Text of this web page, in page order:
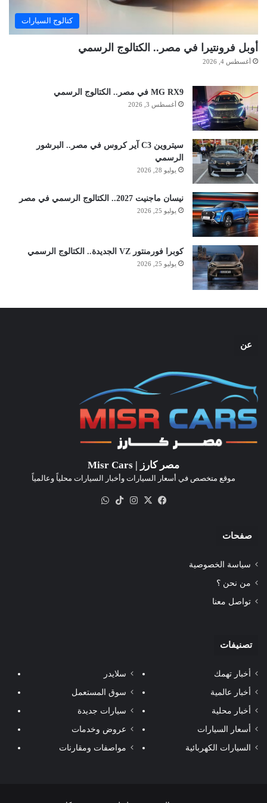
كتالوج السيارات
أوبل فرونتيرا في مصر.. الكتالوج الرسمي
أغسطس 4, 2026
MG RX9 في مصر.. الكتالوج الرسمي
أغسطس 3, 2026
سيتروين C3 آير كروس في مصر.. البرشور
الرسمي
يوليو 28, 2026
نيسان ماجنيت 2027.. الكتالوج الرسمي في مصر
يوليو 25, 2026
كوبرا فورمنتور VZ الجديدة.. الكتالوج الرسمي
يوليو 25, 2026
عن
مصر كارز | Misr Cars
موقع متخصص في أسعار السيارات وأخبار السيارات محلياً وعالمياً
فيسبوك
‫X انستقرام‫TikTok
صفحات
سياسة الخصوصية
من نحن ؟
تواصل معنا
تصنيفات
أخبار تهمك
أخبار عالمية
أخبار محلية
أسعار السيارات
السيارات الكهربائية
سلايدر
سوق المستعمل
سيارات جديدة
عروض وخدمات
مواصفات ومقارنات